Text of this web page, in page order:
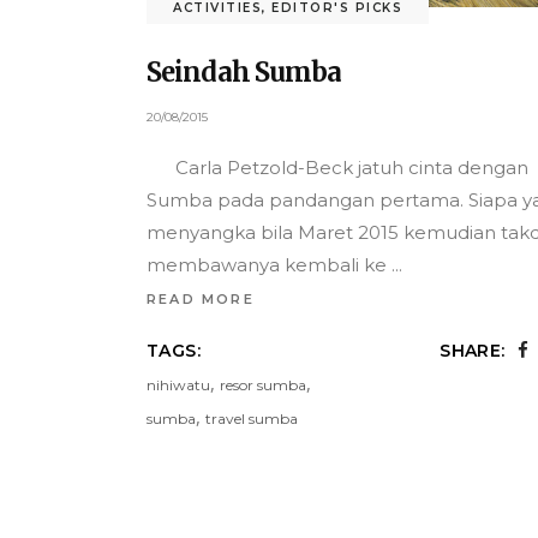
ACTIVITIES, EDITOR'S PICKS
Seindah Sumba
20/08/2015
Carla Petzold-Beck jatuh cinta dengan
Sumba pada pandangan pertama. Siapa
menyangka bila Maret 2015 kemudian
membawanya kembali ke
READ MORE
TAGS:
nihiwatu, resor sumba,
sumba, travel sumba
SHARE: